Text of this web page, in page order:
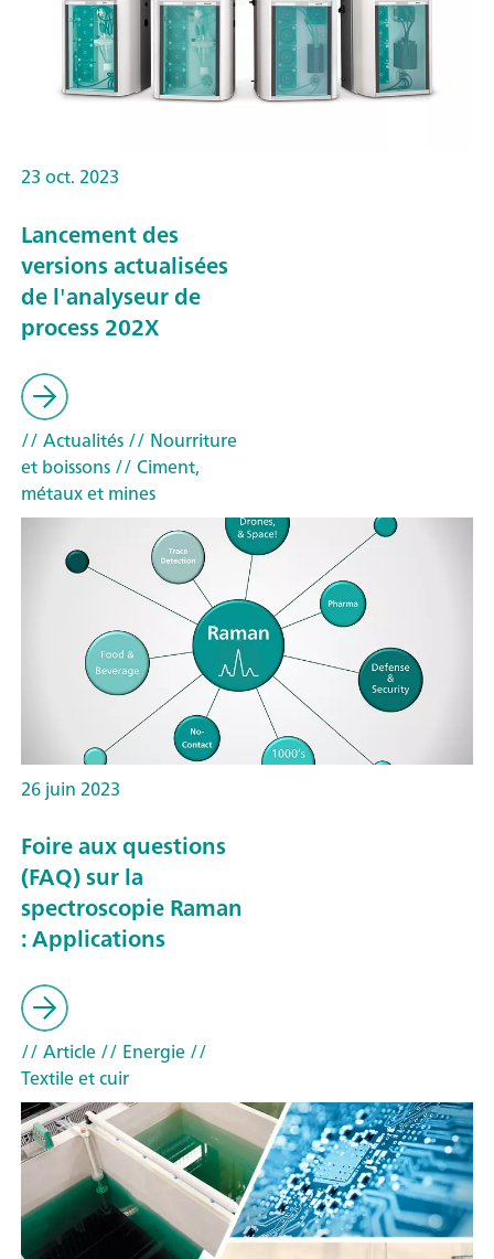
23 oct. 2023
Lancement des
versions actualisées
de l'analyseur de
process 202X
// Actualités// Nourriture
et boissons// Ciment,
métaux et mines
26 juin 2023
Foire aux questions
(FAQ) sur la
spectroscopie Raman
: Applications
// Article// Energie//
Textile et cuir